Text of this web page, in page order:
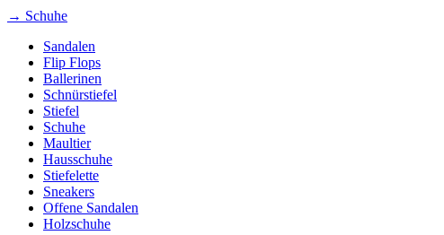
→ Schuhe
Sandalen
Flip Flops
Ballerinen
Schnürstiefel
Stiefel
Schuhe
Maultier
Hausschuhe
Stiefelette
Sneakers
Offene Sandalen
Holzschuhe